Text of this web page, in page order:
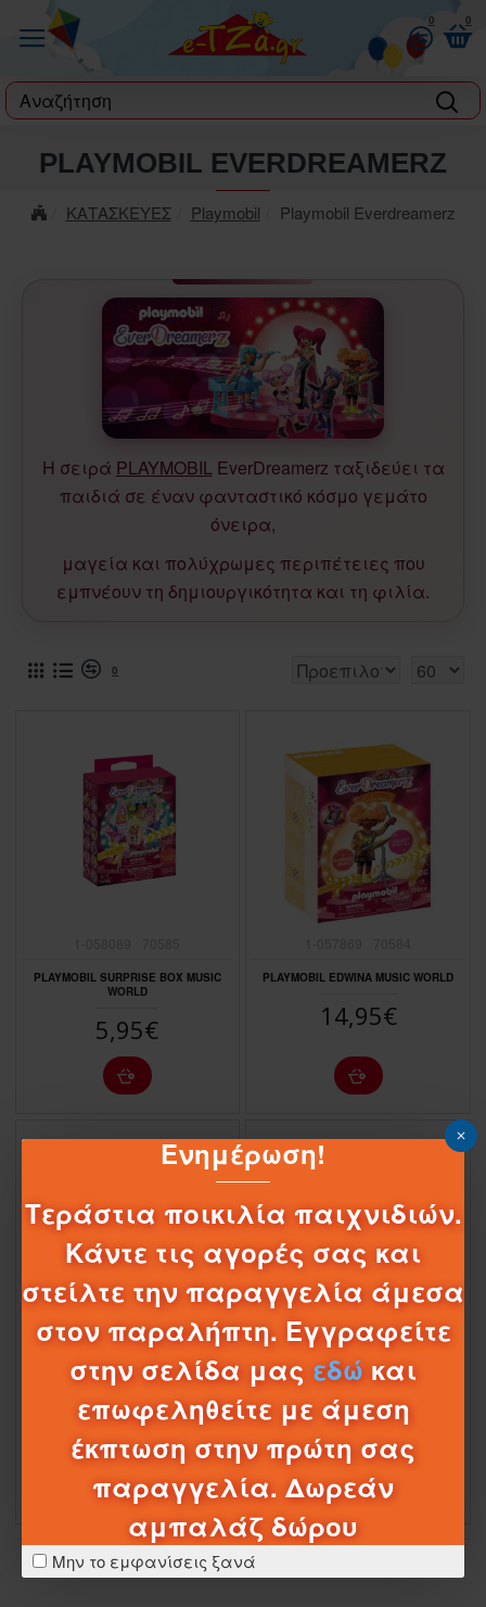
Ενημέρωση!
Τεράστια ποικιλία παιχνιδιών.
Κάντε τις αγορές σας και
στείλτε την παραγγελία άμεσα
στον παραλήπτη. Εγγραφείτε
στην σελίδα μας εδώ και
επωφεληθείτε με άμεση
έκπτωση στην πρώτη σας
παραγγελία. Δωρεάν
αμπαλάζ δώρου
Μην το εμφανίσεις ξανά
0 0
label
ΚΑΤΑΣΚΕΥΕΣ Playmobil Playmobil Everdreamerz
PLAYMOBIL EVERDREAMERZ
Η σειρά PLAYMOBILEverDreamerz ταξιδεύει τα
παιδιά σε έναν φανταστικό κόσμο γεμάτο
όνειρα,
μαγεία και πολύχρωμες περιπέτειες που
εμπνέουν τη δημιουργικότητα και τη φιλία.
0
PLAYMOBIL SURPRISE BOX MUSIC
WORLD
5,95€
PLAYMOBIL EDWINA MUSIC WORLD
14,95€
PLAYMOBIL SURPRISE BOX COMIC
WORLD
5,95€
PLAYMOBIL SURPRISE BOX CANDY
WORLD
5,95€
Έφτασες στο τέλος της λίστας